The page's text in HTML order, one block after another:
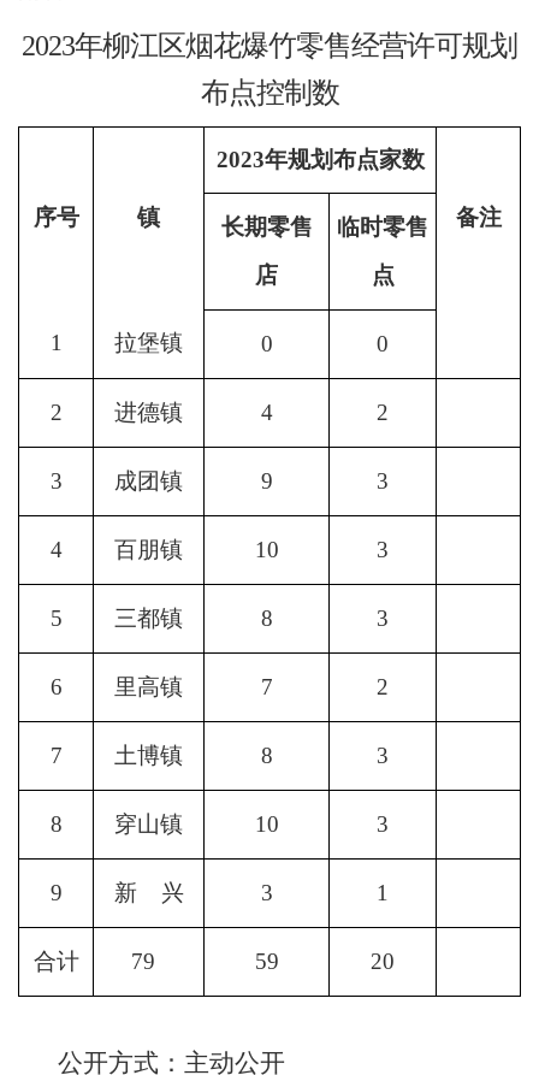
2023年柳江区烟花爆竹零售经营许可规划
布点控制数
序号 镇
2023年规划布点家数
备注
长期零售
店
临时零售
点
1 拉堡镇 0 0
2 进德镇 4 2
3 成团镇 9 3
4 百朋镇 10 3
5 三都镇 8 3
6 里高镇 7 2
7 土博镇 8 3
8 穿山镇 10 3
9 新 兴 3 1
合计 79 59 20
公开方式： 主动公开